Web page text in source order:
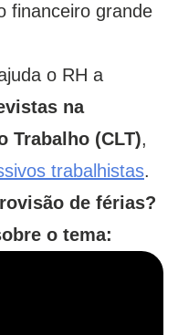
financeiro grande
o RH a
na
Trabalho (CLT),
trabalhistas.
de férias?
o tema: